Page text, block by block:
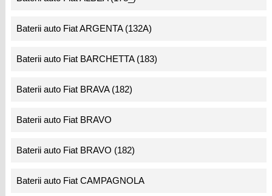
Baterii auto Fiat ARGENTA (132A)
Baterii auto Fiat BARCHETTA (183)
Baterii auto Fiat BRAVA (182)
Baterii auto Fiat BRAVO
Baterii auto Fiat BRAVO (182)
Baterii auto Fiat CAMPAGNOLA